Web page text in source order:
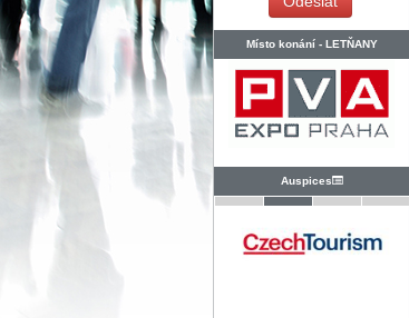
Místo konání - LETŇANY
Auspices